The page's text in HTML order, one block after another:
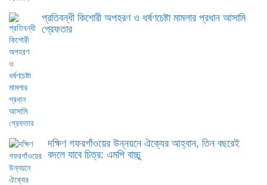
প্রতিবন্ধী কিশোরী অপহরণ ও ধর্ষণচেষ্টা মামলার প্রধান আসামি
গ্রেফতার
দক্ষিণ গফরগাঁওয়ের উন্নয়নে ঐক্যের আহ্বান, তিন বছরেই
বদলে যাবে চিত্র: এমপি বাচ্চু